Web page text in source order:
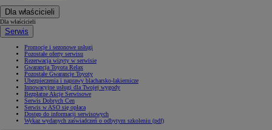
Dla właścicieli
Dla właścicieli
Serwis
Promocje i sezonowe usługi
Pozostałe oferty serwisu
Rezerwacja wizyty w serwisie
Gwarancja Toyota Relax
Pozostałe Gwarancje Toyoty
Ubezpieczenia i naprawy blacharsko-lakiernicze
Innowacyjne usługi dla Twojej wygody
Bezpłatne Akcje Serwisowe
Serwis Dobrych Cen
Serwis w ASO się opłaca
Dostęp do informacji serwisowych
Wykaz wydanych zaświadczeń o odbytym szkoleniu (pdf)